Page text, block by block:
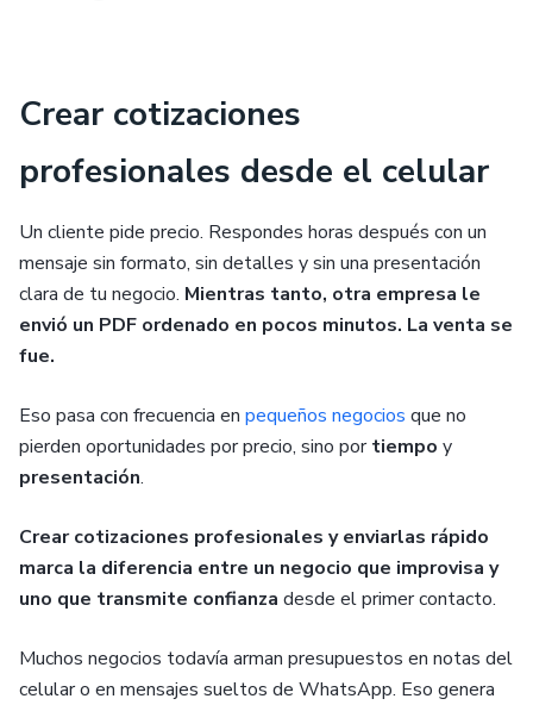
Crear cotizaciones
profesionales desde el celular
Un cliente pide precio. Respondes horas después con un
mensaje sin formato, sin detalles y sin una presentación
clara de tu negocio. Mientras tanto, otra empresa le
envió un PDF ordenado en pocos minutos. La venta se
fue.
Eso pasa con frecuencia en pequeños negocios que no
pierden oportunidades por precio, sino portiempo y
presentación.
Crear cotizaciones profesionales y enviarlas rápido
marca la diferencia entre un negocio que improvisa y
uno que transmite confianza desde el primer contacto.
Muchos negocios todavía arman presupuestos en notas del
celular o en mensajes sueltos de WhatsApp. Eso genera